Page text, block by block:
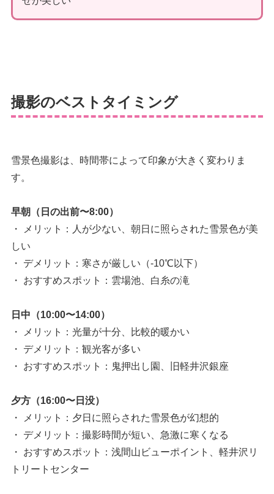
撮影のベストタイミング
雪景色撮影は、時間帯によって印象が大きく変わりま
す。
早朝（日の出前〜8:00）
・ メリット：人が少ない、朝日に照らされた雪景色が美
しい
・ デメリット：寒さが厳しい（-10℃以下）
・ おすすめスポット：雲場池、白糸の滝
日中（10:00〜14:00）
・ メリット：光量が十分、比較的暖かい
・ デメリット：観光客が多い
・ おすすめスポット：鬼押出し園、旧軽井沢銀座
夕方（16:00〜日没）
・ メリット：夕日に照らされた雪景色が幻想的
・ デメリット：撮影時間が短い、急激に寒くなる
・ おすすめスポット：浅間山ビューポイント、軽井沢リ
トリートセンター